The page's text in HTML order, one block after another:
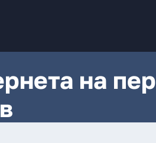
на пер